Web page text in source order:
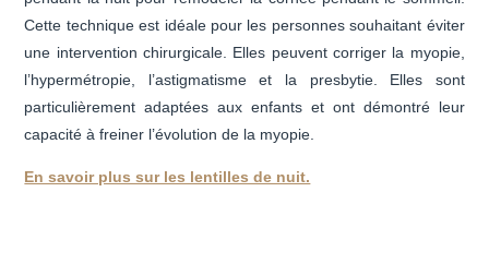
Cette technique est idéale pour les personnes souhaitant éviter
une intervention chirurgicale. Elles peuvent corriger la myopie,
l’hypermétropie, l’astigmatisme et la presbytie. Elles sont
particulièrement adaptées aux enfants et ont démontré leur
capacité à freiner l’évolution de la myopie.
En savoir plus sur les lentilles de nuit.